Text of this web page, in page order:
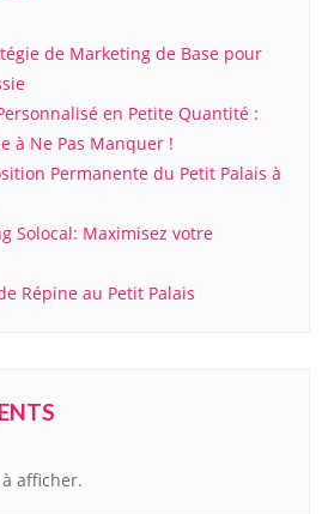
de Marketing de Base pour
en Petite Quantité :
à Ne Pas Manquer !
Permanente du Petit Palais à
Solocal: Maximisez votre
Répine au Petit Palais
afficher.